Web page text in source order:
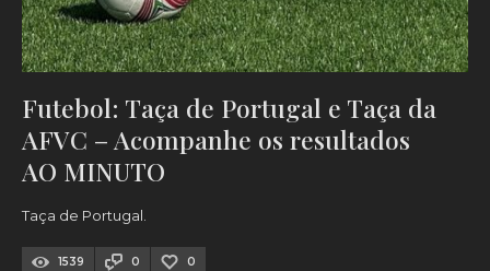
Futebol: Taça de Portugal e Taça da
AFVC – Acompanhe os resultados
AO MINUTO
Taça de Portugal.
1539 0 0